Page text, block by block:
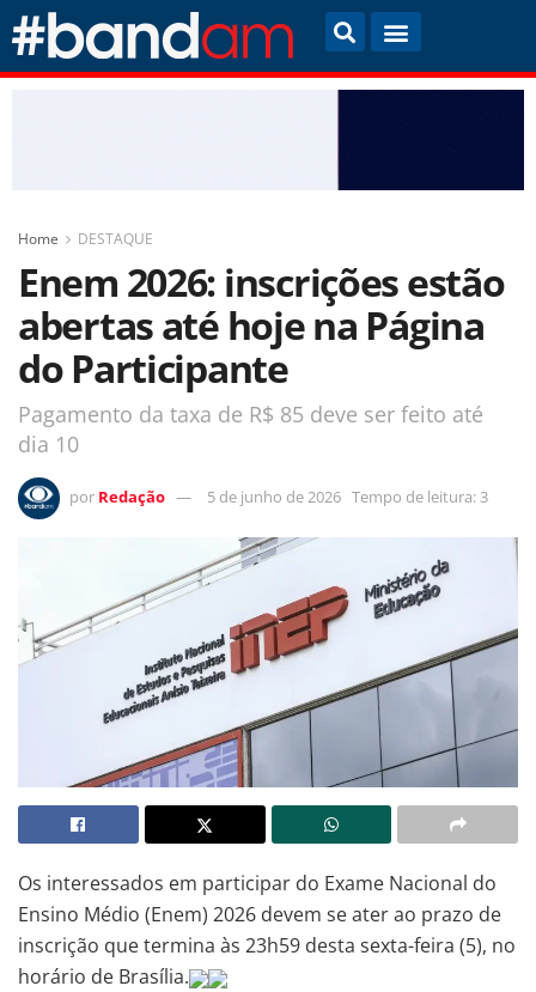
Home DESTAQUE
Enem 2026: inscrições estão
abertas até hoje na Página
do Participante
Pagamento da taxa de R$ 85 deve ser feito até
dia 10
por Redação 5 de junho de 2026 Tempo de leitura: 3
Os interessados em participar do Exame Nacional do
Ensino Médio (Enem) 2026 devem se ater ao prazo de
inscrição que termina às 23h59 desta sexta-feira (5), no
horário de Brasília.